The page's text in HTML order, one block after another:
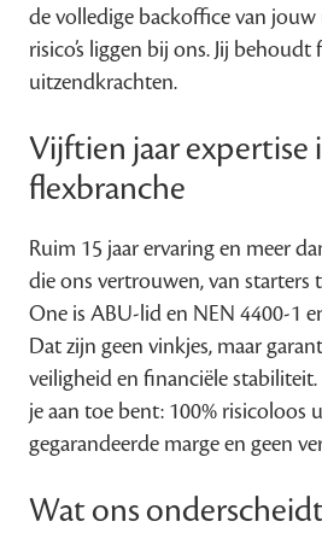
de volledige backoffice van
risico’s liggen bij ons. Jij
uitzendkrachten.
Vijftien jaar expertise
flexbranche
Ruim 15 jaar ervaring en meer
die ons vertrouwen, van starters
One is ABU-lid en NEN 4400-1
Dat zijn geen vinkjes, maar
veiligheid en financiële
je aan toe bent: 100% risicoloos
gegarandeerde marge en geen
Wat ons